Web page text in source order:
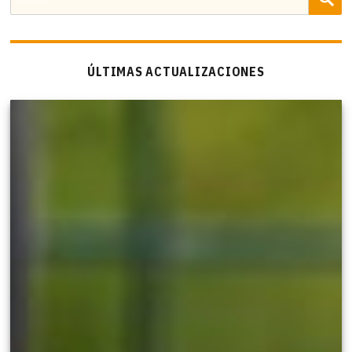
por:
ÚLTIMAS ACTUALIZACIONES